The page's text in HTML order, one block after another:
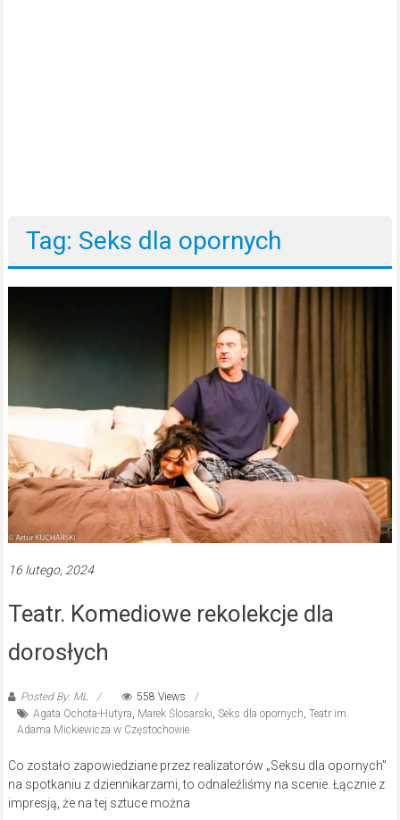
Tag: Seks dla opornych
16 lutego, 2024
Teatr. Komediowe rekolekcje dla
dorosłych
Posted By: ML
558 Views
Agata Ochota-Hutyra, Marek Ślosarski, Seks dla opornych, Teatr im.
Adama Mickiewicza w Częstochowie
Co zostało zapowiedziane przez realizatorów „Seksu dla opornych”
na spotkaniu z dziennikarzami, to odnaleźliśmy na scenie. Łącznie z
impresją, że na tej sztuce można